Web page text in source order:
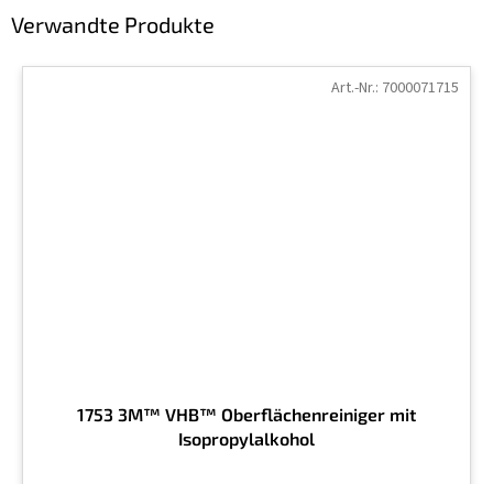
Verwandte Produkte
1753 3M™ VHB™ Oberflächenreiniger mit
Isopropylalkohol
Art.-Nr.: 7000071715